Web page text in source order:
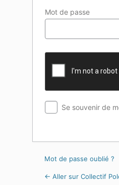
Mot de passe
Se souvenir de
Mot de passe oublié ?
← Aller sur Collectif